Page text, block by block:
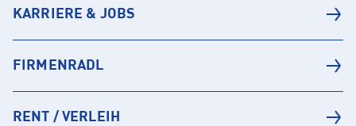
KARRIERE & JOBS
FIRMENRADL
RENT / VERLEIH